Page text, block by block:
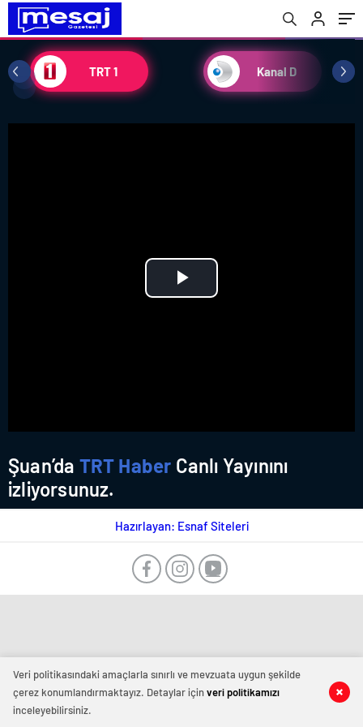
TRT 1 Kanal D
Play
Şuan’da TRT Haber Canlı Yayınını
izliyorsunuz.
Hazırlayan: Esnaf Siteleri
Veri politikasındaki amaçlarla sınırlı ve mevzuata uygun şekilde
çerez konumlandırmaktayız. Detaylar içinveri politikamızı
inceleyebilirsiniz.